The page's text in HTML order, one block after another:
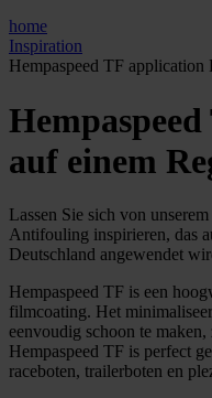
home
Inspiration
Hempaspeed TF application
auf einem
Lassen Sie sich von
Antifouling inspirieren, das
Deutschland angewendet
Hempaspeed TF is een
filmcoating. Het
eenvoudig schoon te
Hempaspeed TF is perfect
raceboten, trailerboten en